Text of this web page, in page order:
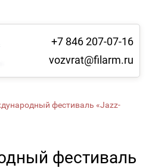
+7 846 207-07-16
vozvrat@filarm.ru
фестиваль «Jazz-
фестиваль